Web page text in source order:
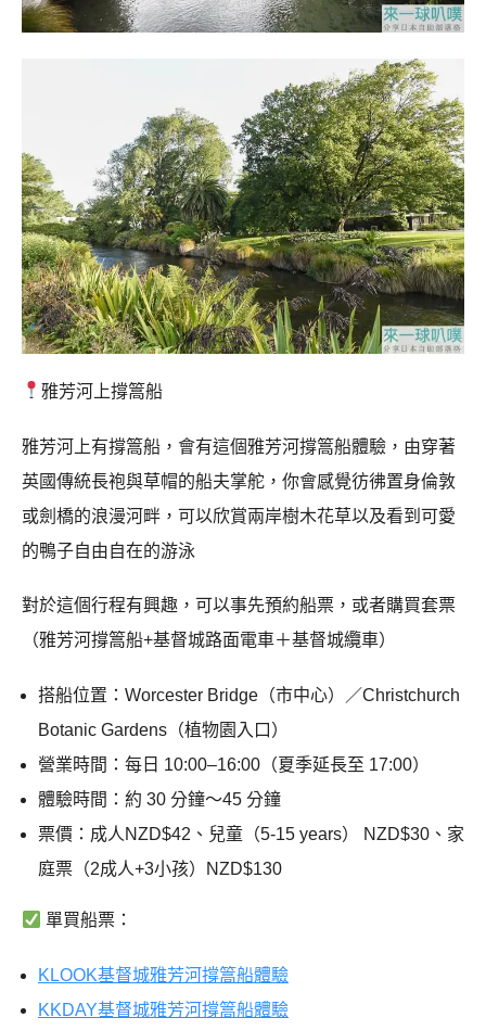
雅芳河上撐篙船
雅芳河上有撐篙船，會有這個雅芳河撐篙船體驗，由穿著
英國傳統長袍與草帽的船夫掌舵，你會感覺彷彿置身倫敦
或劍橋的浪漫河畔，可以欣賞兩岸樹木花草以及看到可愛
的鴨子自由自在的游泳
對於這個行程有興趣，可以事先預約船票，或者購買套票
（雅芳河撐篙船+基督城路面電車＋基督城纜車）
搭船位置：Worcester Bridge（市中心）／Christchurch
Botanic Gardens（植物園入口）
營業時間：每日 10:00–16:00（夏季延長至 17:00）
體驗時間：約 30 分鐘～45 分鐘
票價：成人NZD$42、兒童（5-15 years） NZD$30、家
庭票（2成人+3小孩）NZD$130
單買船票：
KLOOK基督城雅芳河撐篙船體驗
KKDAY基督城雅芳河撐篙船體驗